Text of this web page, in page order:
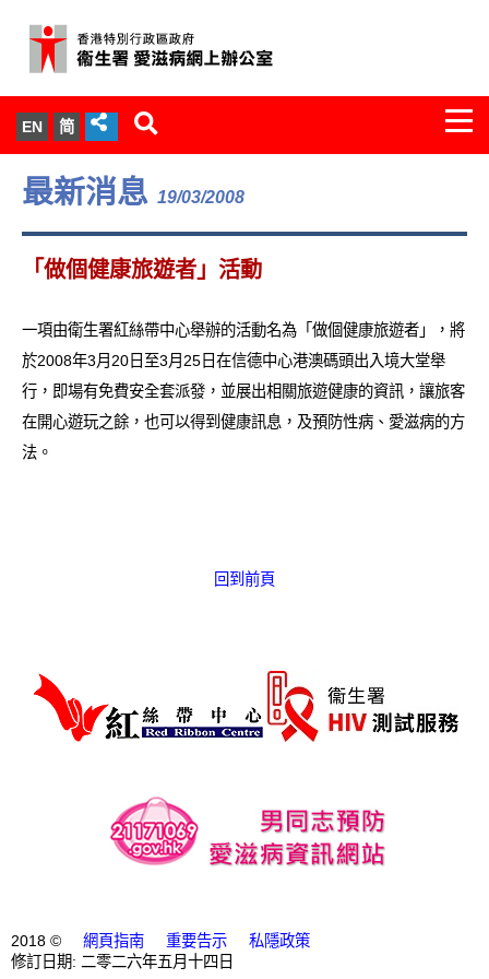
EN 简
關於我們
服務範圍
新聞發佈
愛滋病病毒感染與醫護人員專家組
最新消息 19/03/2008
「做個健康旅遊者」活動
一項由衛生署紅絲帶中心舉辦的活動名為「做個健康旅遊者」，將
於2008年3月20日至3月25日在信德中心港澳碼頭出入境大堂舉
行，即場有免費安全套派發，並展出相關旅遊健康的資訊，讓旅客
在開心遊玩之餘，也可以得到健康訊息，及預防性病、愛滋病的方
法。
回到前頁
2018 © 網頁指南 重要告示
私隱政策
修訂日期: 二零二六年五月十四日